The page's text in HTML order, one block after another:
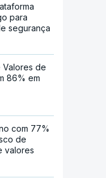
para
segurança
Valores de
86% em
com 77%
de
valores